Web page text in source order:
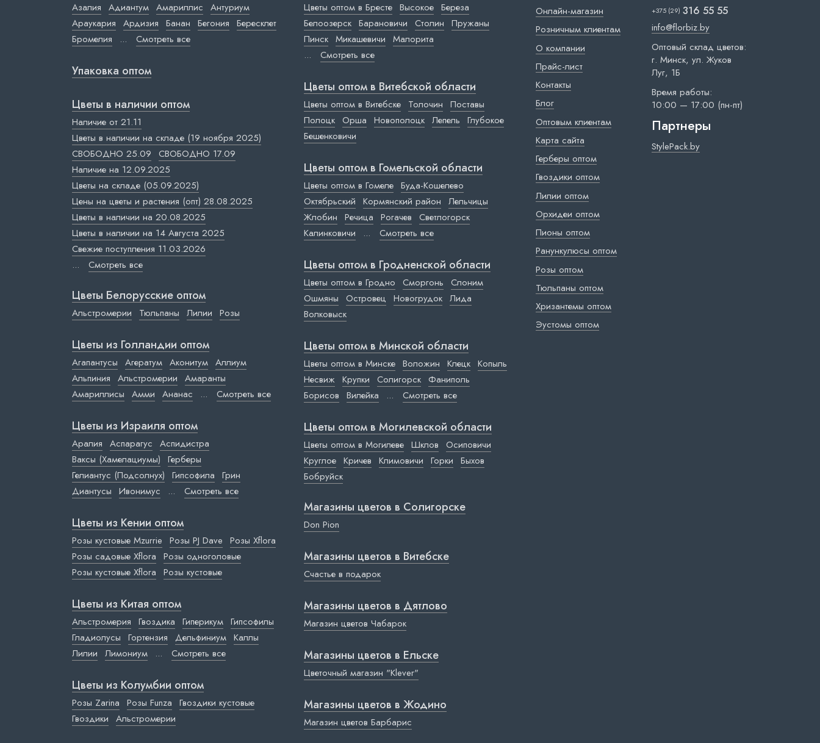
Азалия Адиантум Амариллис Антуриум
Араукария Ардизия Банан Бегония Бересклет
Бромелия
... Смотреть все
Упаковка оптом
Цветы в наличии оптом
Наличие от 21.11
Цветы в наличии на складе (19 ноября 2025)
СВОБОДНО 25.09 СВОБОДНО 17.09
Наличие на 12.09.2025
Цветы на складе (05.09.2025)
Цены на цветы и растения (опт) 28.08.2025
Цветы в наличии на 20.08.2025
Цветы в наличии на 14 Августа 2025
Свежие поступления 11.03.2026
... Смотреть все
Цветы Белорусские оптом
Альстромерии Тюльпаны Лилии Розы
Цветы из Голландии оптом
Агапантусы Агератум Аконитум Аллиум
Альпиния Альстромерии Амаранты
Амариллисы Амми Ананас ... Смотреть все
Цветы из Израиля оптом
Аралия Аспарагус Аспидистра
Ваксы (Хамелациумы) Герберы
Гелиантус (Подсолнух) Гипсофила Грин
Диантусы Ивонимус ... Смотреть все
Цветы из Кении оптом
Розы кустовые Mzurrie Розы PJ Dave Розы Xflora
Розы садовые Xflora Розы одноголовые
Розы кустовые Xflora Розы кустовые
Цветы из Китая оптом
Альстромерия Гвоздика Гиперикум Гипсофилы
Гладиолусы Гортензия Дельфиниум Каллы
Лилии Лимониум ... Смотреть все
Цветы из Колумбии оптом
Розы Zarina Розы Funza Гвоздики кустовые
Гвоздики Альстромерии
Цветы оптом в Бресте Высокое Береза
Белоозерск Барановичи Столин Пружаны
Пинск Микашевичи Малорита
... Смотреть все
Цветы оптом в Витебской области
Цветы оптом в Витебске Толочин Поставы
Полоцк Орша Новополоцк Лепель Глубокое
Бешенковичи
Цветы оптом в Гомельской области
Цветы оптом в Гомеле Буда-Кошелево
Октябрьский Кормянский район Лельчицы
Жлобин Речица Рогачев Светлогорск
Калинковичи
... Смотреть все
Цветы оптом в Гродненской области
Цветы оптом в Гродно Сморгонь Слоним
Ошмяны Островец Новогрудок Лида
Волковыск
Цветы оптом в Минской области
Цветы оптом в Минске Воложин Клецк Копыль
Несвиж Крупки Солигорск Фаниполь
Борисов Вилейка ... Смотреть все
Цветы оптом в Могилевской области
Цветы оптом в Могилеве Шклов Осиповичи
Круглое Кричев Климовичи Горки Быхов
Бобруйск
Магазины цветов в Cолигорске
Don Pion
Магазины цветов в Витебске
Счастье в подарок
Магазины цветов в Дятлово
Магазин цветов Чабарок
Магазины цветов в Ельске
Цветочный магазин "Klever"
Магазины цветов в Жодино
Магазин цветов Барбарис
Онлайн-магазин
Розничным клиентам
О компании
Прайс-лист
Контакты
Блог
Оптовым клиентам
Карта сайта
Герберы оптом
Гвоздики оптом
Лилии оптом
Орхидеи оптом
Пионы оптом
Ранункулюсы оптом
Розы оптом
Тюльпаны оптом
Хризантемы оптом
Эустомы оптом
+375 (29) 316 55 55
info@florbiz.by
Оптовый склад цветов:
г. Минск, ул. Жуков
Луг, 1Б
Время работы:
10:00 — 17:00 (пн-пт)
Партнеры
StylePack.by